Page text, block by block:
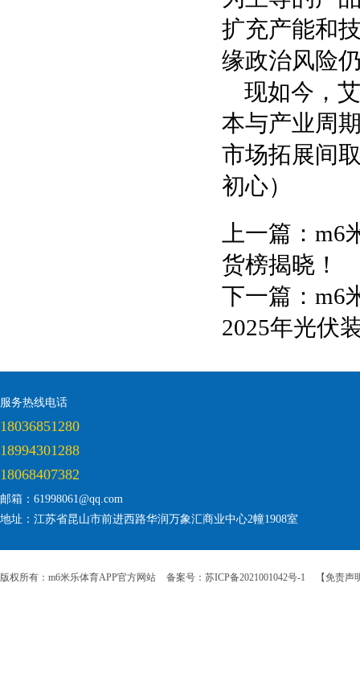
扩充产能和
缘政治风险
现如今，
本与产业周
市场拓展间
初心）
上一篇： m6
货榜揭晓！
下一篇： m6
2025年光伏
服务热线电话
18036851280
18994301288
18068407382
邮箱：61998061@qq.com
地址：江苏省昆山市前进西路华润万象汇商业中心2幢1908室
版权所有：m6米乐体育APP官方网站 备案号：苏ICP备2021001042号-1 【免责声